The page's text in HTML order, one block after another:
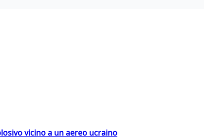
vicino a un aereo ucraino